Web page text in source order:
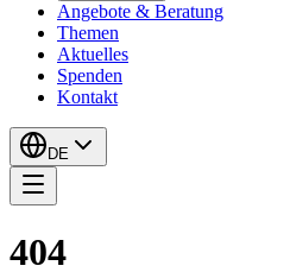
Angebote & Beratung
Themen
Aktuelles
Spenden
Kontakt
DE
404